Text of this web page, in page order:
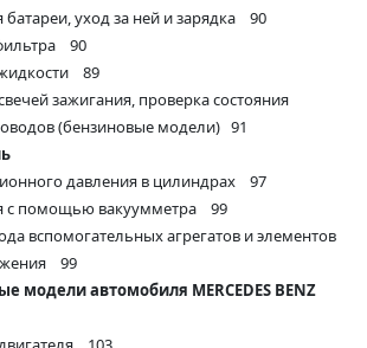
батареи, уход за ней и зарядка 90
90
89
зажигания, проверка состояния
(бензиновые модели) 91
давления в цилиндрах 97
с помощью вакуумметра 99
вспомогательных агрегатов и элементов
99
модели автомобиля MERCEDES BENZ